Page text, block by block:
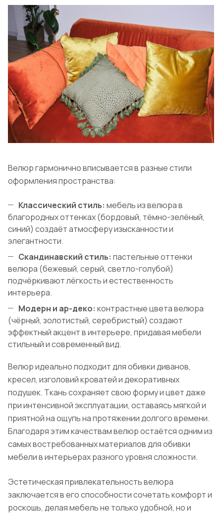
Велюр гармонично вписывается в разные стили
оформления пространства:
Классический стиль: мебель из велюра в
благородных оттенках (бордовый, тёмно-зелёный,
синий) создаёт атмосферу изысканности и
элегантности.
Скандинавский стиль: пастельные оттенки
велюра (бежевый, серый, светло-голубой)
подчёркивают лёгкость и естественность
интерьера.
Модерн и ар-деко: контрастные цвета велюра
(чёрный, золотистый, серебристый) создают
эффектный акцент в интерьере, придавая мебели
стильный и современный вид.
Велюр идеально подходит для обивки диванов,
кресел, изголовий кроватей и декоративных
подушек. Ткань сохраняет свою форму и цвет даже
при интенсивной эксплуатации, оставаясь мягкой и
приятной на ощупь на протяжении долгого времени.
Благодаря этим качествам велюр остаётся одним из
самых востребованных материалов для обивки
мебели в интерьерах разного уровня сложности.
Эстетическая привлекательность велюра
заключается в его способности сочетать комфорт и
роскошь, делая мебель не только удобной, но и